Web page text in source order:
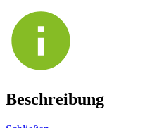
Beschreibung